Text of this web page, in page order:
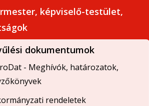
képviselő-testület,
dokumentumok
- Meghívók, határozatok,
rendeletek